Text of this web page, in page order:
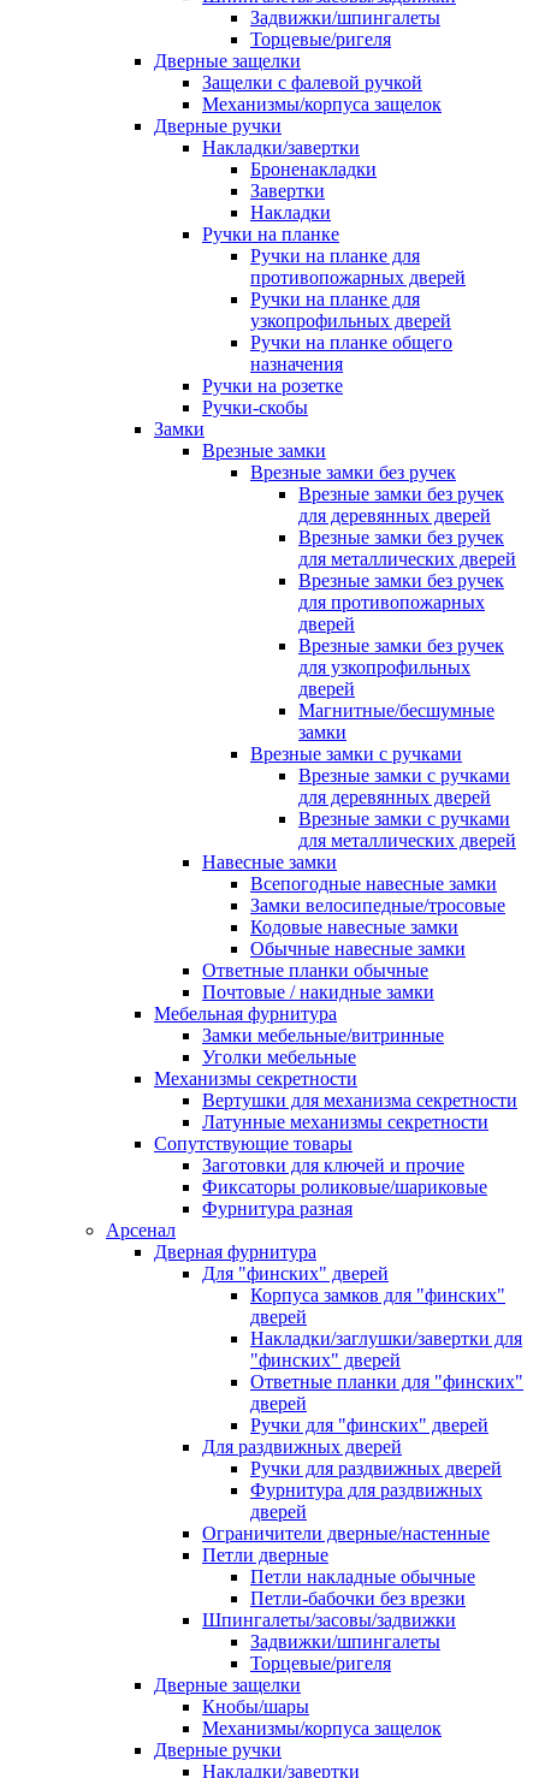
Задвижки/шпингалеты
Торцевые/ригеля
Дверные защелки
Защелки с фалевой ручкой
Механизмы/корпуса защелок
Дверные ручки
Накладки/завертки
Броненакладки
Завертки
Накладки
Ручки на планке
Ручки на планке для
противопожарных дверей
Ручки на планке для
узкопрофильных дверей
Ручки на планке общего
назначения
Ручки на розетке
Ручки-скобы
Замки
Врезные замки
Врезные замки без ручек
Врезные замки без ручек
для деревянных дверей
Врезные замки без ручек
для металлических дверей
Врезные замки без ручек
для противопожарных
дверей
Врезные замки без ручек
для узкопрофильных
дверей
Магнитные/бесшумные
замки
Врезные замки с ручками
Врезные замки с ручками
для деревянных дверей
Врезные замки с ручками
для металлических дверей
Навесные замки
Всепогодные навесные замки
Замки велосипедные/тросовые
Кодовые навесные замки
Обычные навесные замки
Ответные планки обычные
Почтовые / накидные замки
Мебельная фурнитура
Замки мебельные/витринные
Уголки мебельные
Механизмы секретности
Вертушки для механизма секретности
Латунные механизмы секретности
Сопутствующие товары
Заготовки для ключей и прочие
Фиксаторы роликовые/шариковые
Фурнитура разная
Арсенал
Дверная фурнитура
Для "финских" дверей
Корпуса замков для "финских"
дверей
Накладки/заглушки/завертки для
"финских" дверей
Ответные планки для "финских"
дверей
Ручки для "финских" дверей
Для раздвижных дверей
Ручки для раздвижных дверей
Фурнитура для раздвижных
дверей
Ограничители дверные/настенные
Петли дверные
Петли накладные обычные
Петли-бабочки без врезки
Шпингалеты/засовы/задвижки
Задвижки/шпингалеты
Торцевые/ригеля
Дверные защелки
Кнобы/шары
Механизмы/корпуса защелок
Дверные ручки
Накладки/завертки